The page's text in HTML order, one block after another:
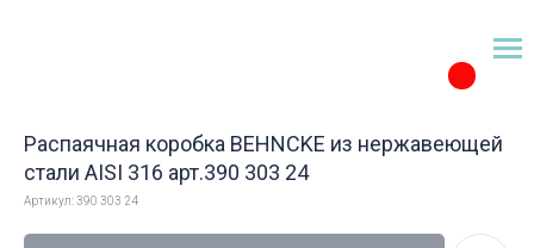
Распаячная коробка BEHNCKE из нержавеющей
стали AISI 316 арт.390 303 24
Артикул:390 303 24